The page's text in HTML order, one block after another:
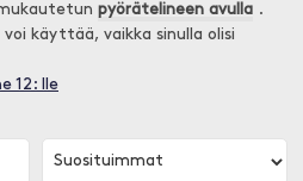
pyörätelineen avulla .
käyttää, vaikka sinulla olisi
12: lle